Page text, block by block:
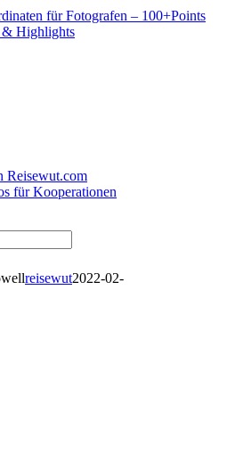
für Fotografen – 100+Points
& Highlights
Reisewut.com
für Kooperationen
reisewut2022-02-